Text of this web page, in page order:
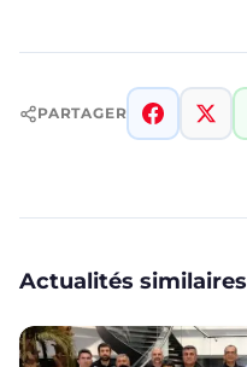
PARTAGER
Actualités similaires